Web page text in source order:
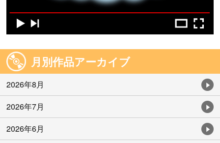
月別作品アーカイブ
2026年8月
2026年7月
2026年6月